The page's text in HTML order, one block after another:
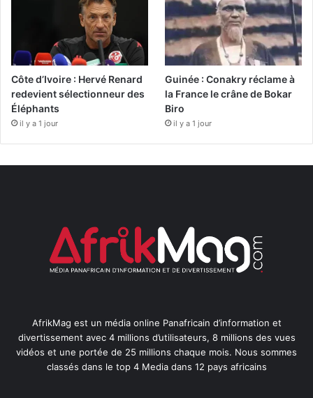
Côte d’Ivoire : Hervé Renard
redevient sélectionneur des
Éléphants
il y a 1 jour
Guinée : Conakry réclame à
la France le crâne de Bokar
Biro
il y a 1 jour
AfrikMag est un média online Panafricain d’information et
divertissement avec 4 millions d’utilisateurs, 8 millions des vues
vidéos et une portée de 25 millions chaque mois. Nous sommes
classés dans le top 4 Media dans 12 pays africains